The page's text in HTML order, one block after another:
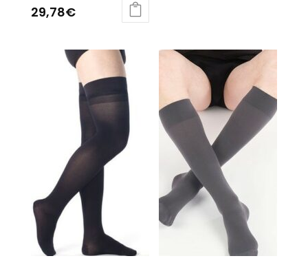
29,78€
choisies
page
du
produit
plusieurs
variations.
options
peuvent
être
choisies
page
du
produit